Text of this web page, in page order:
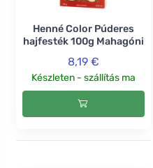
Henné Color Púderes
hajfesték 100g Mahagóni
8,19 €
Készleten - szállítás ma